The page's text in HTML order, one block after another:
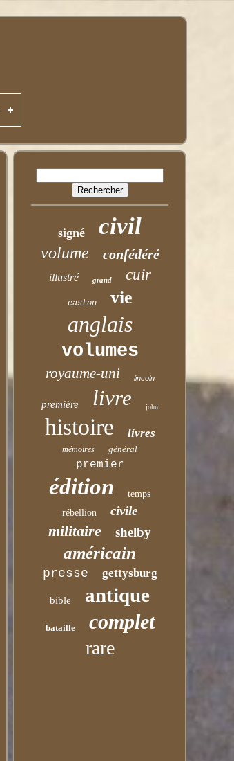
signé civil
volume confédéré
illustré grand cuir
easton vie
anglais
volumes
royaume-uni lincoln
première livre john
histoire livres
mémoires général
premier
édition
temps
rébellion
civile
militaire shelby
américain
presse gettysburg
bible antique
bataille complet
rare